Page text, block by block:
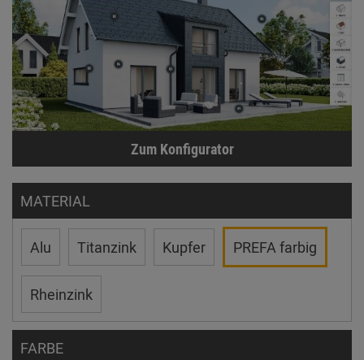
Zum Konfigurator
MATERIAL
Alu Titanzink Kupfer PREFA farbig
Rheinzink
FARBE